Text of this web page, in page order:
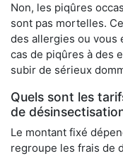
Non, les piqûres
sont pas mortelles.
des allergies ou vous
cas de piqûres à des
subir de sérieux
Quels sont les
de
Le montant fixé
regroupe les frais de